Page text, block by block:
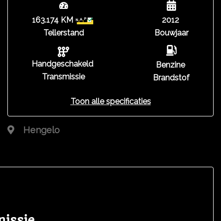
163.174 KM
Tellerstand
Handgeschakeld
Transmissie
2012
Bouwjaar
Benzine
Brandstof
Toon alle specificaties
Hengelo